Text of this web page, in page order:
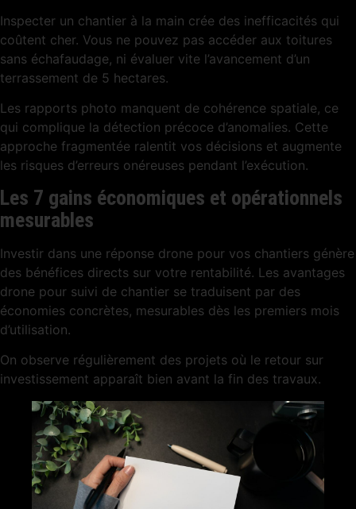
Inspecter un chantier à la main crée des inefficacités qui
coûtent cher. Vous ne pouvez pas accéder aux toitures
sans échafaudage, ni évaluer vite l’avancement d’un
terrassement de 5 hectares.
Les rapports photo manquent de cohérence spatiale, ce
qui complique la détection précoce d’anomalies. Cette
approche fragmentée ralentit vos décisions et augmente
les risques d’erreurs onéreuses pendant l’exécution.
Les 7 gains économiques et opérationnels
mesurables
Investir dans une réponse drone pour vos chantiers génère
des bénéfices directs sur votre rentabilité. Les avantages
drone pour suivi de chantier se traduisent par des
économies concrètes, mesurables dès les premiers mois
d’utilisation.
On observe régulièrement des projets où le retour sur
investissement apparaît bien avant la fin des travaux.